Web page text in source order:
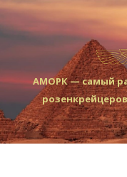
АМОРК — самый